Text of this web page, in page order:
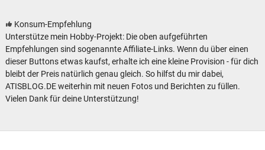
Konsum-Empfehlung
Unterstütze mein Hobby-Projekt: Die oben aufgeführten
Empfehlungen sind sogenannte Affiliate-Links. Wenn du über einen
dieser Buttons etwas kaufst, erhalte ich eine kleine Provision - für dich
bleibt der Preis natürlich genau gleich. So hilfst du mir dabei,
ATISBLOG.DE weiterhin mit neuen Fotos und Berichten zu füllen.
Vielen Dank für deine Unterstützung!